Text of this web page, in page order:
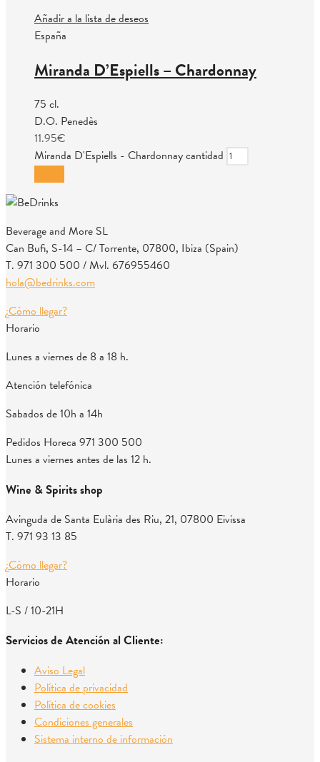
Añadir a la lista de deseos
España
Miranda D’Espiells – Chardonnay
75 cl.
D.O. Penedès
11.95€
Miranda D'Espiells - Chardonnay cantidad
Beverage and More SL
Can Bufi, S-14 – C/ Torrente, 07800, Ibiza (Spain)
T. 971 300 500 / Mvl. 676955460
hola@bedrinks.com
¿Cómo llegar?
Horario
Lunes a viernes de 8 a 18 h.
Atención telefónica
Sabados de 10h a 14h
Pedidos Horeca 971 300 500
Lunes a viernes antes de las 12 h.
Wine & Spirits shop
Avinguda de Santa Eulària des Riu, 21, 07800 Eivissa
T. 971 93 13 85
¿Cómo llegar?
Horario
L-S / 10-21H
Servicios de Atención al Cliente:
Aviso Legal
Política de privacidad
Política de cookies
Condiciones generales
Sistema interno de información